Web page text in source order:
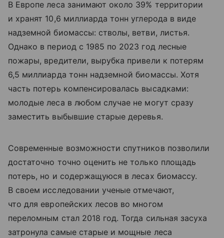
В Европе леса занимают около 39% территории
и хранят 10,6 миллиарда тонн углерода в виде
надземной биомассы: стволы, ветви, листья.
Однако в период с 1985 по 2023 год лесные
пожары, вредители, вырубка привели к потерям
6,5 миллиарда тонн надземной биомассы. Хотя
часть потерь компенсировалась высадками:
молодые леса в любом случае не могут сразу
заместить выбывшие старые деревья.
Современные возможности спутников позволили
достаточно точно оценить не только площадь
потерь, но и содержащуюся в лесах биомассу.
В своем исследовании ученые отмечают,
что для европейских лесов во многом
переломным стал 2018 год. Тогда сильная засуха
затронула самые старые и мощные леса